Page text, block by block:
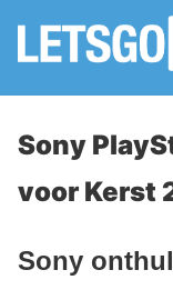
Sony
voor Kerst
Sony